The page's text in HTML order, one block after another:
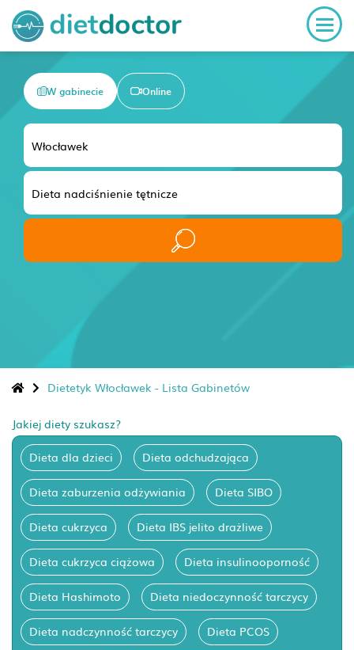
W gabinecie Online
Dietetyk Włocławek - Lista Gabinetów
Jakiej diety szukasz?
Dieta dla dzieci Dieta odchudzająca
Dieta zaburzenia odżywiania Dieta SIBO
Dieta cukrzyca Dieta IBS jelito drażliwe
Dieta cukrzyca ciążowa Dieta insulinooporność
Dieta Hashimoto Dieta niedoczynność tarczycy
Dieta nadczynność tarczycy Dieta PCOS